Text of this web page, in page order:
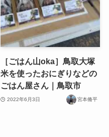
［ごはん山oka］鳥取大塚
米を使ったおにぎりなどの
ごはん屋さん｜鳥取市
2022年6月3日 宮本脩平